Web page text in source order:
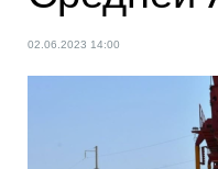
02.06.2023 14:00